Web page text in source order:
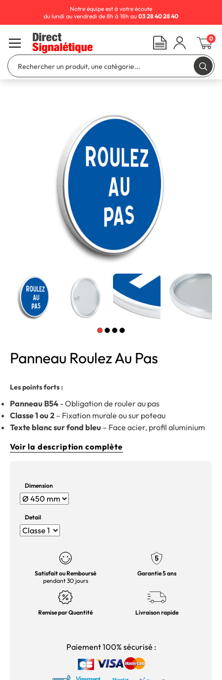
Panneau Roulez Au Pas
Les points forts :
Panneau B54 - Obligation de rouler au pas
Classe 1 ou 2 – Fixation murale ou sur poteau
Texte blanc sur fond bleu – Face acier, profil aluminium
Voir la description complète
Dimension
Detail
Satisfait ou Remboursé
pendant 30 jours
Garantie 5 ans
Remise par Quantité Livraison rapide
Paiement 100% sécurisé :
Notre équipe est à votre écoute
du lundi au vendredi de 8h à 18h au 03 28 40 28 40
0